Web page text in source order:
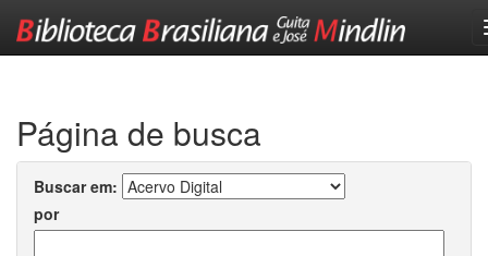
Página de busca
Buscar em:
por